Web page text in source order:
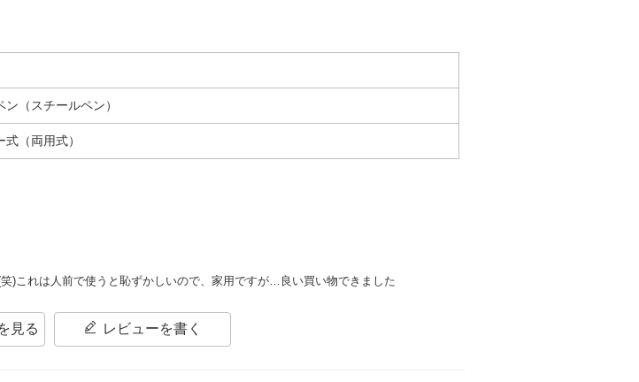
ン（スチールペン）
（両用式）
)これは人前で使うと恥ずかしいので、家用ですが…良い買い物できました
見る レビューを書く